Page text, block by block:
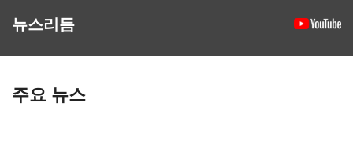
뉴스리듬
주요 뉴스